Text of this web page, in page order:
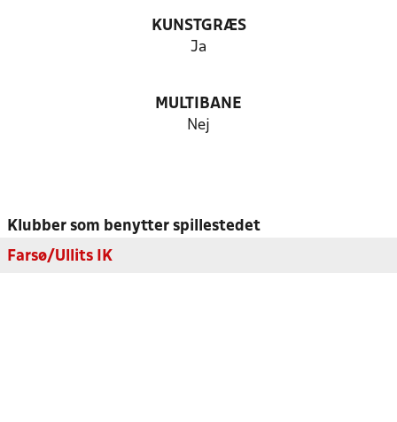
KUNSTGRÆS
Ja
MULTIBANE
Nej
Klubber som benytter spillestedet
Farsø/Ullits IK